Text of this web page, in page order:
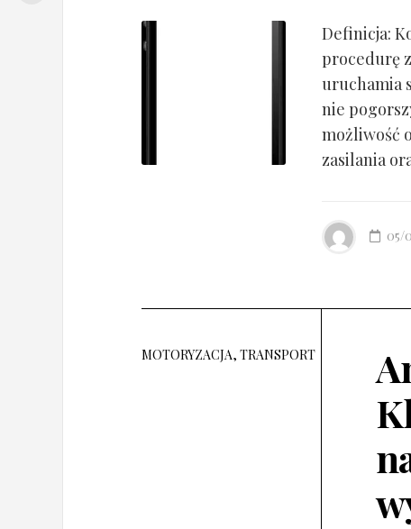
Definicja:
procedurę
uruchamia
nie
możliwość
zasilania
05/
MOTORYZACJA, TRANSPORT